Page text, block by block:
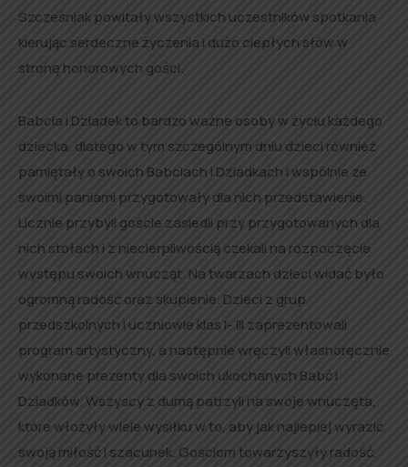
Szcześniak powitały wszystkich uczestników spotkania
kierując serdeczne życzenia i dużo ciepłych słów w
stronę honorowych gości.
Babcia i Dziadek to bardzo ważne osoby w życiu każdego
dziecka, dlatego w tym szczególnym dniu dzieci również
pamiętały o swoich Babciach i Dziadkach i wspólnie ze
swoimi paniami przygotowały dla nich przedstawienie.
Licznie przybyli goście zasiedli przy przygotowanych dla
nich stołach i z niecierpliwością czekali na rozpoczęcie
występu swoich wnucząt. Na twarzach dzieci widać było
ogromną radość oraz skupienie. Dzieci z grup
przedszkolnych i uczniowie klas I- III zaprezentowali
program artystyczny, a następnie wręczyli własnoręcznie
wykonane prezenty dla swoich ukochanych Babć i
Dziadków. Wszyscy z dumą patrzyli na swoje wnuczęta,
które włożyły wiele wysiłku w to, aby jak najlepiej wyrazić
swoją miłość i szacunek. Gościom towarzyszyły radość,